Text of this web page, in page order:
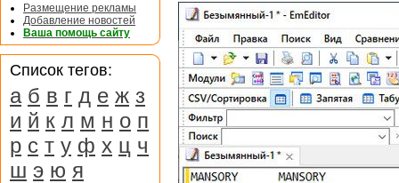
Размещение рекламы
Добавление новостей
Ваша помощь сайту
Список тегов:
а б в г д е ж з
и й к л м н о п
р с т у ф х ц ч
ш э ю я